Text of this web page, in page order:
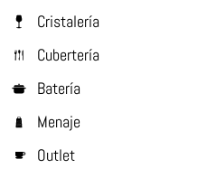
Cristalería
Cubertería
Batería
Menaje
Outlet